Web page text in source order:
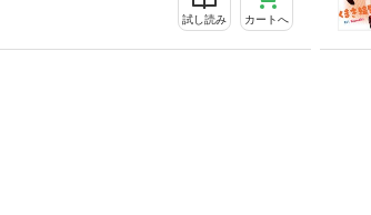
試し読み カートへ